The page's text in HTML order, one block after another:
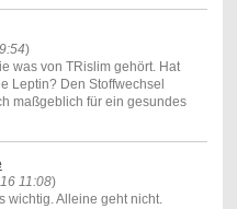
)
was von TRislim gehört. Hat
Leptin? Den Stoffwechsel
maßgeblich für ein gesundes
11:08)
wichtig. Alleine geht nicht.